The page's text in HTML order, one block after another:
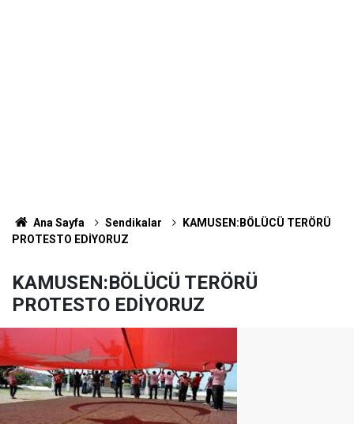
Ana Sayfa Sendikalar
KAMUSEN:BÖLÜCÜ TERÖRÜ
PROTESTO EDİYORUZ
KAMUSEN:BÖLÜCÜ TERÖRÜ
PROTESTO EDİYORUZ